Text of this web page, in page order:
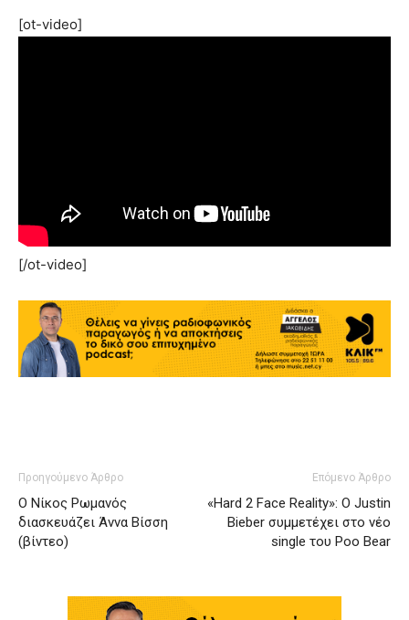
[ot-video]
[/ot-video]
Προηγούμενο Άρθρο
Ο Νίκος Ρωμανός
διασκευάζει Άννα Βίσση
(βίντεο)
Επόμενο Άρθρο
«Hard 2 Face Reality»: Ο Justin
Bieber συμμετέχει στο νέο
single του Poo Bear